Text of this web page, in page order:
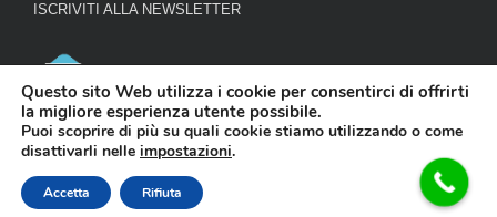
ISCRIVITI ALLA NEWSLETTER
Copyright 2016 -2026 NaturopatiaOlistica
| All Rights Reserved |
Questo sito Web utilizza i cookie per consentirci di offrirti
la migliore esperienza utente possibile.
Puoi scoprire di più su quali cookie stiamo utilizzando o come
disattivarli nelle impostazioni.
Accetta Rifiuta